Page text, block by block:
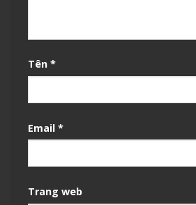
Tên *
Email *
Trang web